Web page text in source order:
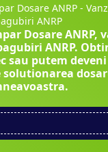
Dosare ANRP -
ANRP
Dosare ANRP,
ANRP.
sau putem
solutionarea